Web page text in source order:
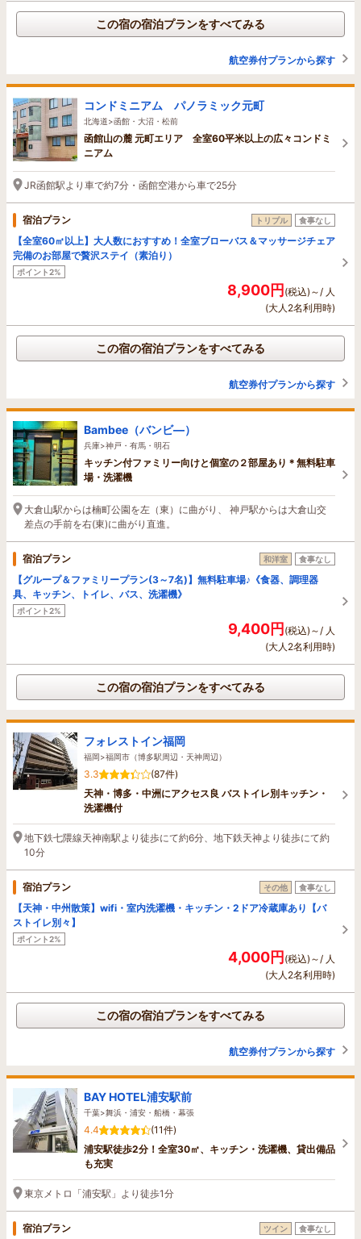
この宿の宿泊プランをすべてみる
航空券付プランから探す
コンドミニアム パノラミック元町
北海道>函館・大沼・松前
函館山の麓 元町エリア 全室60平米以上の広々コンドミ
ニアム
JR函館駅より車で約7分・函館空港から車で25分
宿泊プラン トリプル 食事なし
【全室60㎡以上】大人数におすすめ！全室ブローバス＆マッサージチェア
完備のお部屋で贅沢ステイ（素泊り）
ポイント2%
8,900円(税込)～/ 人
(大人2名利用時)
この宿の宿泊プランをすべてみる
航空券付プランから探す
Bambee（バンビ―）
兵庫>神戸・有馬・明石
キッチン付ファミリー向けと個室の２部屋あり＊無料駐車
場・洗濯機
大倉山駅からは楠町公園を左（東）に曲がり、 神戸駅からは大倉山交
差点の手前を右(東)に曲がり直進。
宿泊プラン 和洋室 食事なし
【グループ＆ファミリープラン(3～7名)】無料駐車場♪《食器、調理器
具、キッチン、トイレ、バス、洗濯機》
ポイント2%
9,400円(税込)～/ 人
(大人2名利用時)
この宿の宿泊プランをすべてみる
フォレストイン福岡
福岡>福岡市（博多駅周辺・天神周辺）
3.3
(87件)
天神・博多・中洲にアクセス良 バストイレ別キッチン・
洗濯機付
地下鉄七隈線天神南駅より徒歩にて約6分、地下鉄天神より徒歩にて約
10分
宿泊プラン その他 食事なし
【天神・中州散策】wifi・室内洗濯機・キッチン・2ドア冷蔵庫あり【バ
ストイレ別々】
ポイント2%
4,000円(税込)～/ 人
(大人2名利用時)
この宿の宿泊プランをすべてみる
航空券付プランから探す
BAY HOTEL浦安駅前
千葉>舞浜・浦安・船橋・幕張
4.4
(11件)
浦安駅徒歩2分！全室30㎡、キッチン・洗濯機、貸出備品
も充実
東京メトロ「浦安駅」より徒歩1分
宿泊プラン ツイン 食事なし